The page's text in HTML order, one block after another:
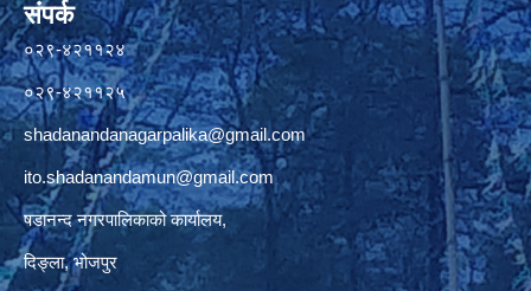
संपर्क
०२९-४२११२४
०२९-४२११२५
shadanandanagarpalika@gmail.com
ito.shadanandamun@gmail.com
षडानन्द नगरपालिकाको कार्यालय,
दिङ्ला, भोजपुर